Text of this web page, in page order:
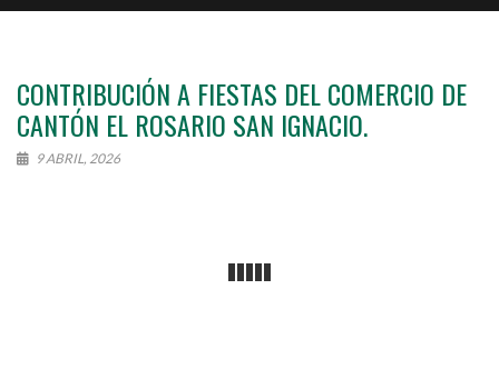
CONTRIBUCIÓN A FIESTAS DEL COMERCIO DE
CANTÓN EL ROSARIO SAN IGNACIO.
9 ABRIL, 2026